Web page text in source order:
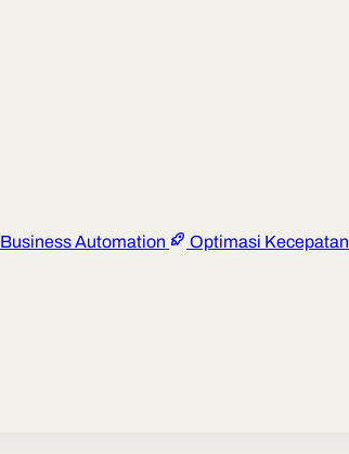
Business Automation Optimasi Kecepatan